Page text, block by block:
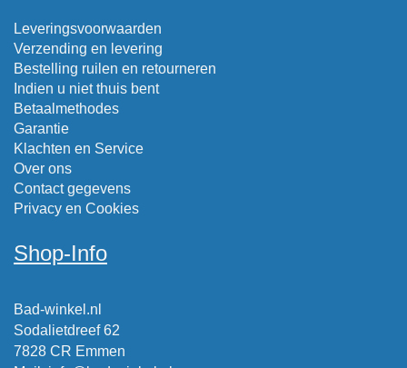
Leveringsvoorwaarden
Verzending en levering
Bestelling ruilen en retourneren
Indien u niet thuis bent
Betaalmethodes
Garantie
Klachten en Service
Over ons
Contact gegevens
Privacy en Cookies
Shop-Info
Bad-winkel.nl
Sodalietdreef 62
7828 CR Emmen